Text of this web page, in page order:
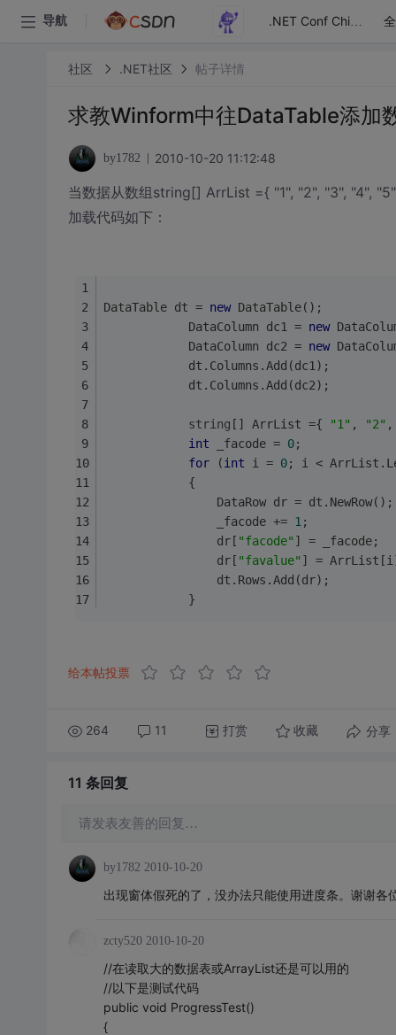
导航 .NET Conf China
社区 .NET社区 帖子详情
求教Winform中往DataTable添加
by1782 2010-10-20 11:12:48
当数据从数组string[] ArrList ={ "1", "2", "3", "4",
加载代码如下：
DataTable dt = new DataTable();
            DataColumn dc1 =
new
            DataColumn dc2 =
new
            dt.Columns.Add(dc1);
            dt.Columns.Add(dc2);
string [] ArrList ={ "1" , "2" ,
int _facode = 0;
for (int i = 0; i <
            {
                DataRow dr = dt.NewRow();
                _facode +=
1 ;
                dr[
"facode" ] = _facode;
                dr[
"favalue" ] =
                dt.Rows.Add(dr);
            }
给本帖投票
264 11 打赏 收藏 分享
11 条回复
请发表友善的回复…
by1782 2010-10-20
出现窗体假死的了，没办法只能使用进度条。谢谢各
zcty520 2010-10-20
//在读取大的数据表或ArrayList还是可以用的
//以下是测试代码
public void ProgressTest()
{